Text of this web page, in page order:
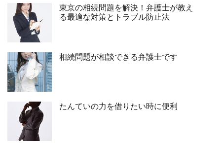
東京の相続問題を解決！弁護士が教え
る最適な対策とトラブル防止法
相続問題が相談できる弁護士です
たんていの力を借りたい時に便利